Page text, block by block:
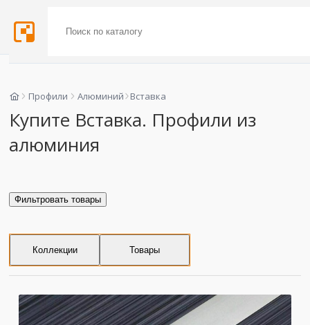
Профили Алюминий Вставка
Купите Вставка. Профили из
алюминия
Фильтровать товары
Коллекции Товары